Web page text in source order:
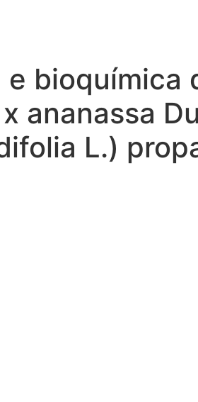
bioquímica
ananassa
L.)